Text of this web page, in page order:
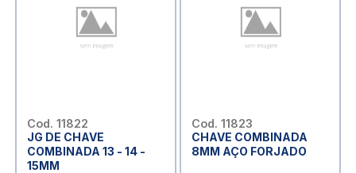
Cod. 11822
JG DE CHAVE
COMBINADA 13 - 14 -
15MM
Cod. 11823
CHAVE COMBINADA
8MM AÇO FORJADO